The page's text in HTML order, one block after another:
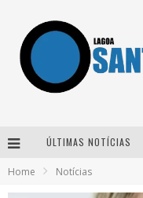
ÚLTIMAS NOTÍCIAS
Home Notícias